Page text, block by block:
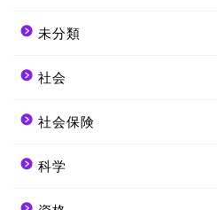
未分類
社会
社会保険
科学